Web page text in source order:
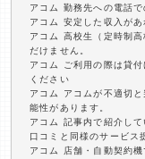
アコム 勤務先への電話
アコム 安定した収入が
アコム 高校生（定時制
だけません。
アコム ご利用の際は貸
ください
アコム アコムが不適切
能性があります。
アコム 記事内で紹介し
口コミと同様のサービス
アコム 店舗・自動契約